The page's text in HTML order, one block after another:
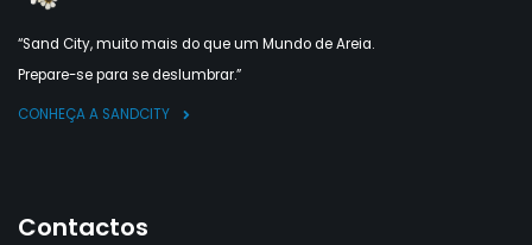
“Sand City, muito mais do que um Mundo de Areia.
Prepare-se para se deslumbrar.”
CONHEÇA A SANDCITY
Contactos